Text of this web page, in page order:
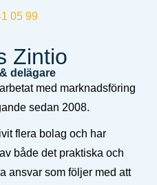
05 99
Zintio
delägare
med marknadsföring
sedan 2008.
flera bolag och har
både det praktiska och
ansvar som följer med att